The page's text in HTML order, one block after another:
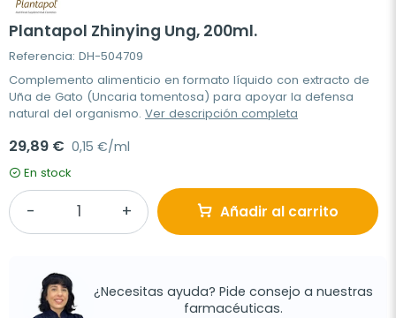
Plantapol Zhinying Ung, 200ml.
Referencia: DH-504709
Complemento alimenticio en formato líquido con extracto de
Uña de Gato (Uncaria tomentosa) para apoyar la defensa
natural del organismo. Ver descripción completa
29,89 € 0,15 €/ml
En stock
Añadir al carrito
¿Necesitas ayuda? Pide consejo a nuestras
farmacéuticas.